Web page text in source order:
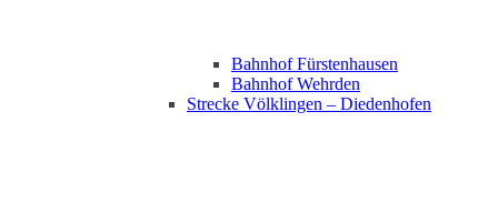
Bahnhof Fürstenhausen
Bahnhof Wehrden
Strecke Völklingen – Diedenhofen